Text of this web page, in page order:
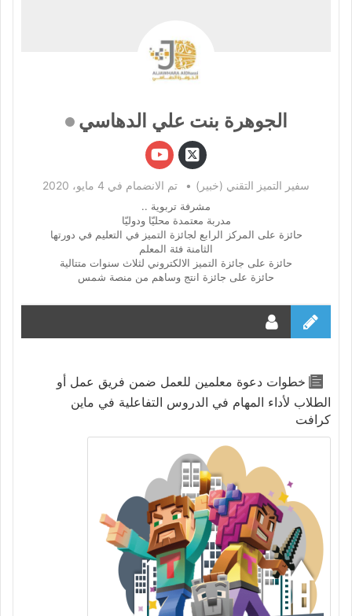
الجوهرة بنت علي الدهاسي
سفير التميز التقني (خبير) • تم الانضمام في 4 مايو، 2020
مشرفة تربوية ..
مدربة معتمدة محليّا ودوليّا
حائزة على المركز الرابع لجائزة التميز في التعليم في دورتها
الثامنة فئة المعلم
حائزة على جائزة التميز الالكتروني لثلاث سنوات متتالية
حائزة على جائزة انتج وساهم من منصة شمس
خطوات دعوة معلمين للعمل ضمن فريق عمل أو
الطلاب لأداء المهام في الدروس التفاعلية في ماين
كرافت